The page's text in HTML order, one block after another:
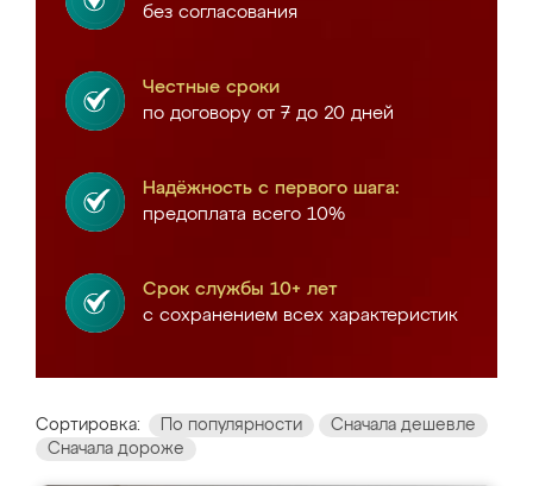
без согласования
Честные сроки
по договору от 7 до 20 дней
Надёжность с первого шага:
предоплата всего 10%
Срок службы 10+ лет
с сохранением всех характеристик
Сортировка: По популярности
Сначала дешевле
Сначала дороже